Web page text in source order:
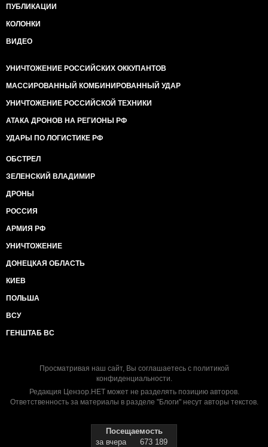
ПУБЛИКАЦИИ
КОЛОНКИ
ВИДЕО
УНИЧТОЖЕНИЕ РОССИЙСКИХ ОККУПАНТОВ
МАССИРОВАННЫЙ КОМБИНИРОВАННЫЙ УДАР
УНИЧТОЖЕНИЕ РОССИЙСКОЙ ТЕХНИКИ
АТАКА ДРОНОВ НА РЕГИОНЫ РФ
УДАРЫ ПО ЛОГИСТИКЕ РФ
ОБСТРЕЛ
ЗЕЛЕНСКИЙ ВЛАДИМИР
ДРОНЫ
РОССИЯ
АРМИЯ РФ
УНИЧТОЖЕНИЕ
ДОНЕЦКАЯ ОБЛАСТЬ
КИЕВ
ПОЛЬША
ВСУ
ГЕНШТАБ ВС
Просматривая наш сайт, Вы соглашаетесь с политикой
конфиденциальности.
Редакция Цензор.НЕТ может не разделять позицию авторов.
Ответственность за материалы в разделе "Блоги" несут авторы текстов.
Посещаемость
за вчера
673 189